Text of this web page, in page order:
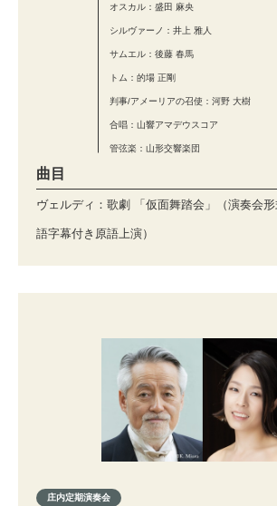
オスカル：盛田 麻央
シルヴァーノ：井上 雅人
サムエル：後藤 春馬
トム：的場 正剛
判事/アメーリアの召使：河野 大樹
合唱：山響アマデウスコア
管弦楽：山形交響楽団
曲目
ヴェルディ：歌劇 「仮面舞踏会」（演奏会
語字幕付き原語上演）
庄内定期演奏会